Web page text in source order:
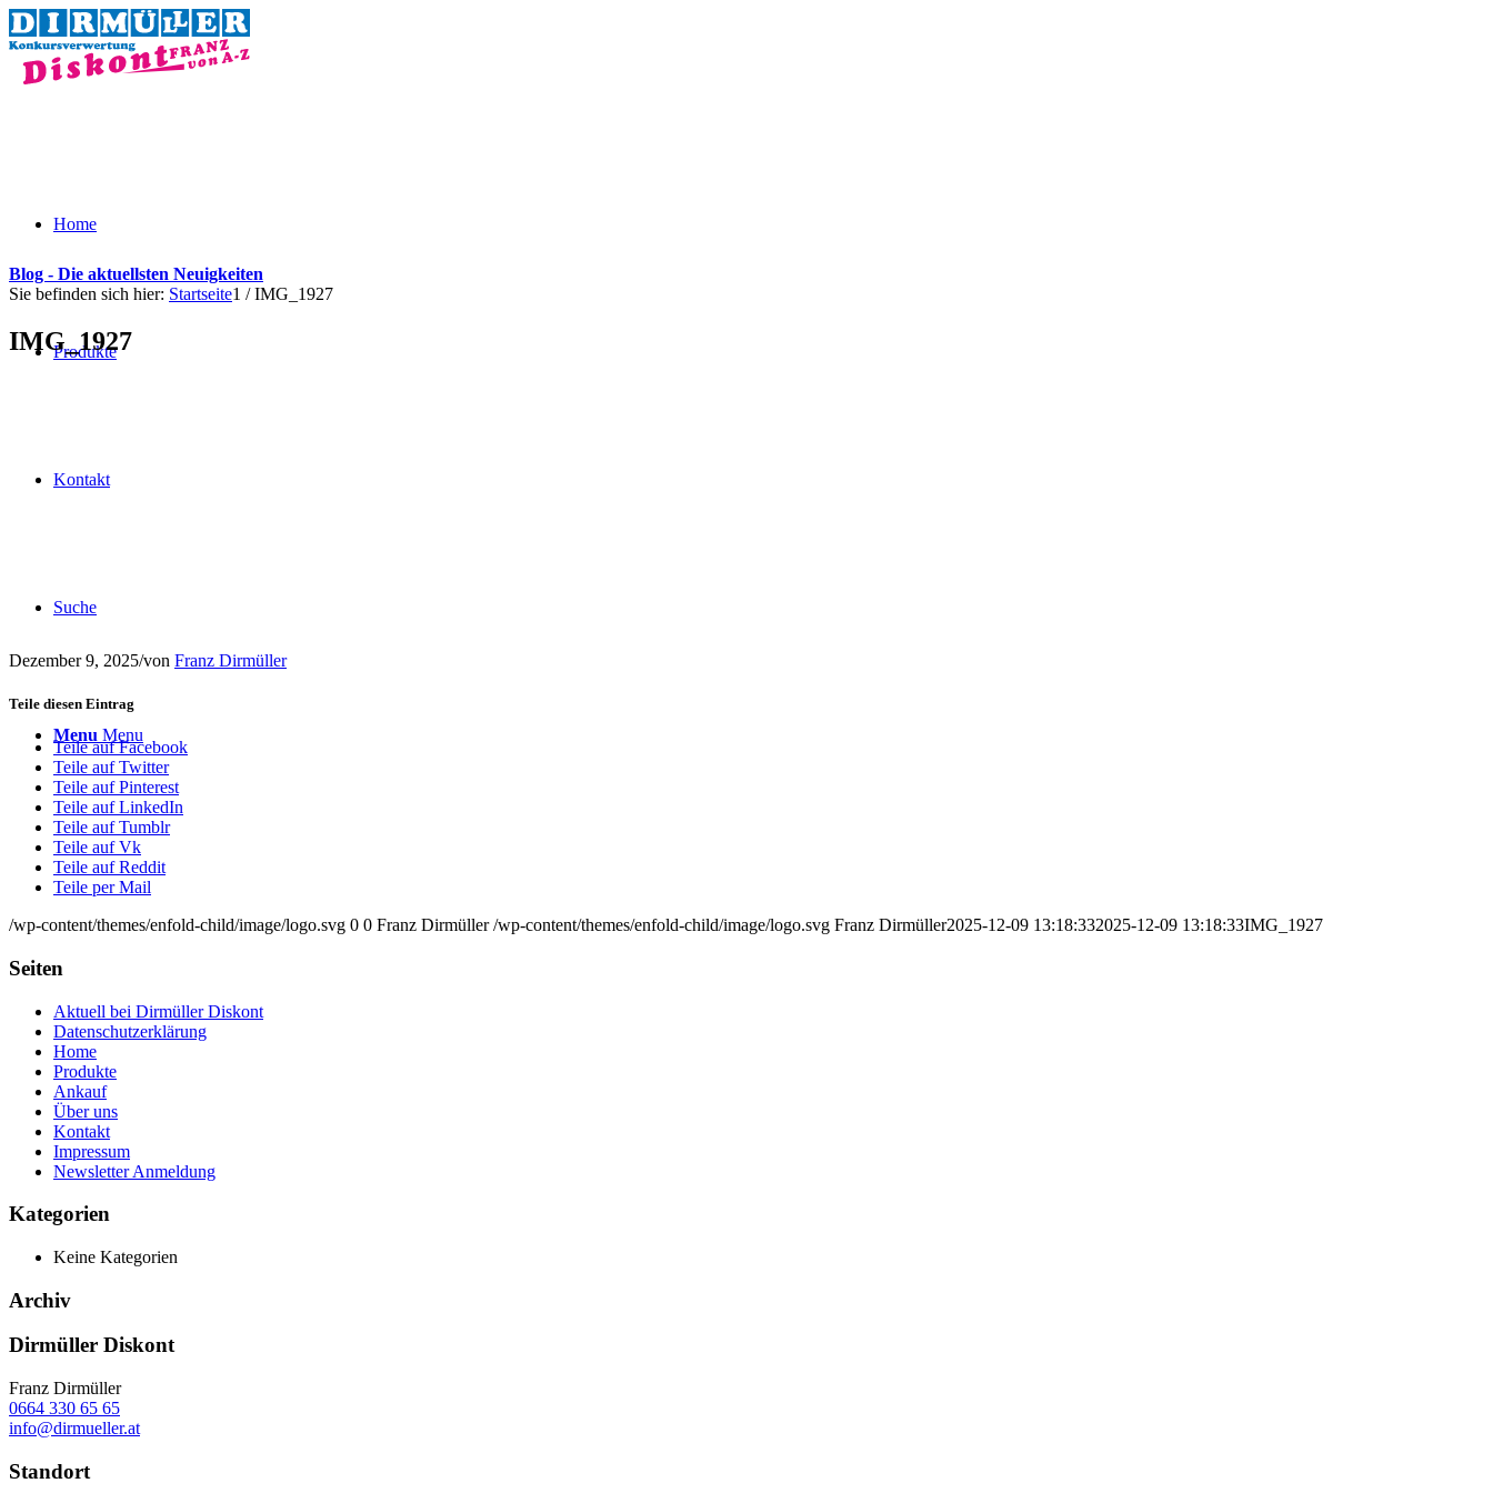
Home
Produkte
Kontakt
Suche
Menu Menu
Blog - Die aktuellsten Neuigkeiten
Sie befinden sich hier: Startseite1 / IMG_1927
IMG_1927
Dezember 9, 2025/von Franz Dirmüller
Teile diesen Eintrag
Teile auf Facebook
Teile auf Twitter
Teile auf Pinterest
Teile auf LinkedIn
Teile auf Tumblr
Teile auf Vk
Teile auf Reddit
Teile per Mail
/wp-content/themes/enfold-child/image/logo.svg 0 0 Franz Dirmüller /wp-content/themes/enfold-child/image/logo.svg Franz Dirmüller2025-12-09 13:18:332025-12-09 13:18:33IMG_1927
Seiten
Aktuell bei Dirmüller Diskont
Datenschutzerklärung
Home
Produkte
Ankauf
Über uns
Kontakt
Impressum
Newsletter Anmeldung
Kategorien
Keine Kategorien
Archiv
Dirmüller Diskont
Franz Dirmüller
0664 330 65 65
info@dirmueller.at
Standort